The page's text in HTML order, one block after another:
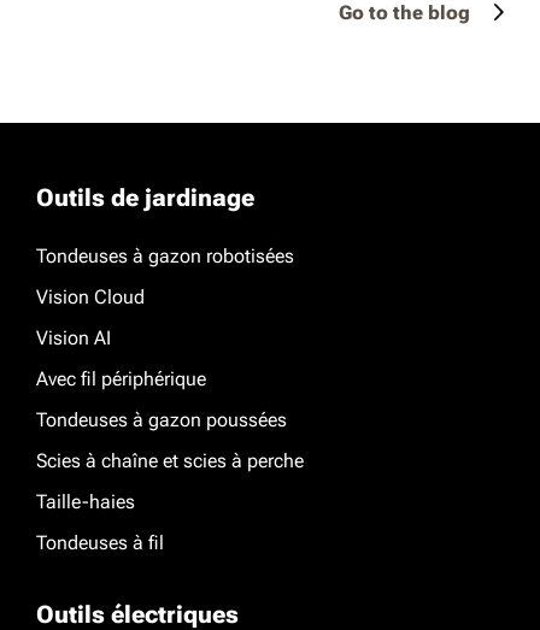
Go to the blog
Outils de jardinage
Tondeuses à gazon robotisées
Vision Cloud
Vision AI
Avec fil périphérique
Tondeuses à gazon poussées
Scies à chaîne et scies à perche
Taille-haies
Tondeuses à fil
Outils électriques